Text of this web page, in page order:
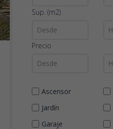
Sup. (m2)
Precio
Ascensor
Jardín
Garaje